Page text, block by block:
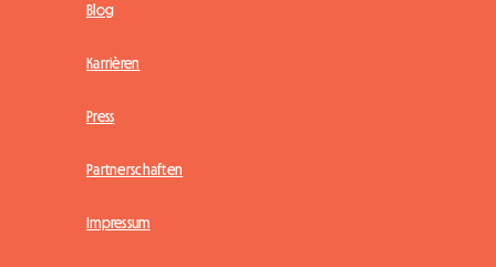
Blog
Karrièren
Press
Partnerschaften
Impressum